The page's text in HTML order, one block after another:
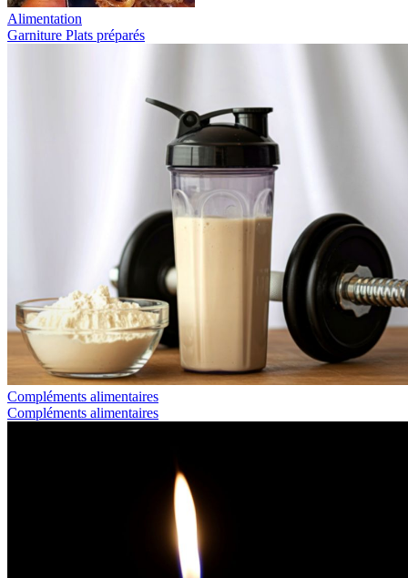
Alimentation
Garniture Plats préparés
Compléments alimentaires
Compléments alimentaires